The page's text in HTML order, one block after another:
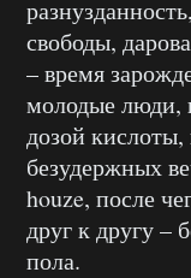
свободы,
– время
молодые люди,
дозой кислоты,
безудержных
houze, после
друг к другу –
пола.